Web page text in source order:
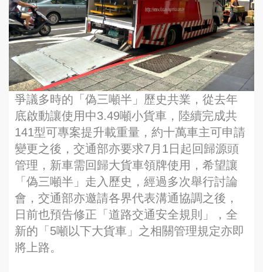
爭議多時的「偽三噸半」歷史共業，從去年
底啟動讓使用中3.49噸小貨車，陸續完成共
141型可專案提升載重量，約十萬車主可申請
變更之後，交通部亦要求7月1日起回歸源頭
管理，新車需回歸大貨車領牌使用，希望讓
「偽三噸半」走入歷史，經過多次舉行討論
會，交通部亦邀請各界代表溝通協調之後，
日前也預告修正「道路交通安全規則」，全
新的「5噸以下大貨車」之相關管理規定亦即
將上路。